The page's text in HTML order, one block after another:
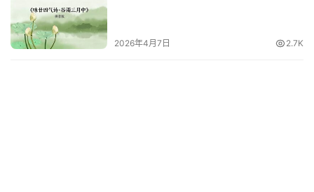
2026年4月7日 2.7K